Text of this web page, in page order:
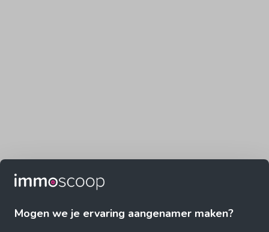
Mogen we je ervaring aangenamer maken?